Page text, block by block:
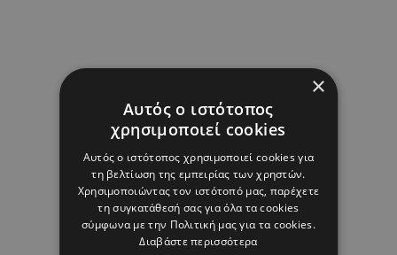
×
Αυτός ο ιστότοπος
χρησιμοποιεί cookies
Αυτός ο ιστότοπος χρησιμοποιεί cookies για
τη βελτίωση της εμπειρίας των χρηστών.
Χρησιμοποιώντας τον ιστότοπό μας, παρέχετε
τη συγκατάθεσή σας για όλα τα cookies
σύμφωνα με την Πολιτική μας για τα cookies.
Διαβάστε περισσότερα